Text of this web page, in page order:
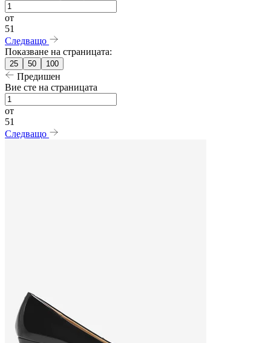
от
51
Следващо
Показване на страницата:
25 50 100
Предишен
Вие сте на страницата
от
51
Следващо